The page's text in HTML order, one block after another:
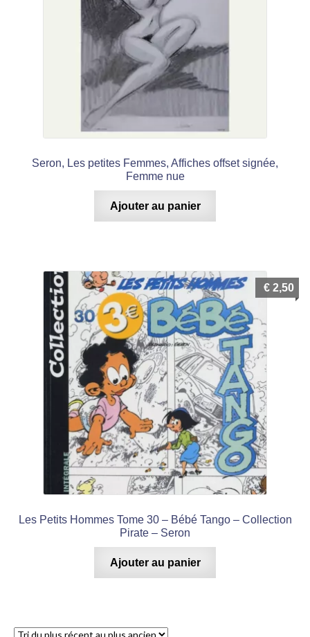
Seron, Les petites Femmes, Affiches offset signée,
Femme nue
Ajouter au panier
Les Petits Hommes Tome 30 – Bébé Tango – Collection
Pirate – Seron
€ 2,50
Ajouter au panier